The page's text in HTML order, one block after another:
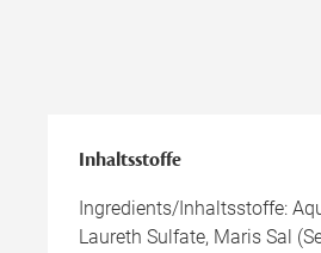
Inhaltsstoffe
Ingredients/Inhaltsstoffe:
Laureth Sulfate, Maris Sal